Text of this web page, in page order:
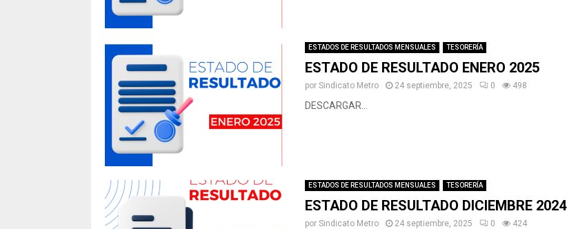
ESTADOS DE RESULTADOS MENSUALES TESORERÍA
ESTADO DE RESULTADO ENERO 2025
por Sindicato Metro 24 septiembre, 2025 0 498
DESCARGAR...
ESTADOS DE RESULTADOS MENSUALES TESORERÍA
ESTADO DE RESULTADO DICIEMBRE 2024
por Sindicato Metro 24 septiembre, 2025 0 424